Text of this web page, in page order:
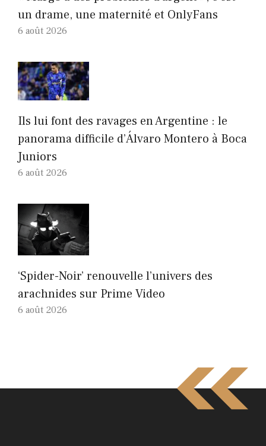
un drame, une maternité et OnlyFans
6 août 2026
Ils lui font des ravages en Argentine : le
panorama difficile d’Álvaro Montero à Boca
Juniors
6 août 2026
‘Spider-Noir’ renouvelle l’univers des
arachnides sur Prime Video
6 août 2026